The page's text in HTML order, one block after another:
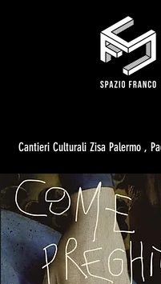
Cantieri Culturali Zisa Palermo ,